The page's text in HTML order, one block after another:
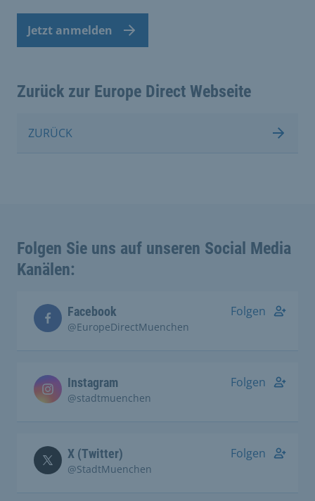
Jetzt anmelden
Zurück zur Europe Direct Webseite
ZURÜCK
Folgen Sie uns auf unseren Social Media
Kanälen:
Facebook
@EuropeDirectMuenchen
Folgen
Instagram
@stadtmuenchen
Folgen
X (Twitter)
@StadtMuenchen
Folgen